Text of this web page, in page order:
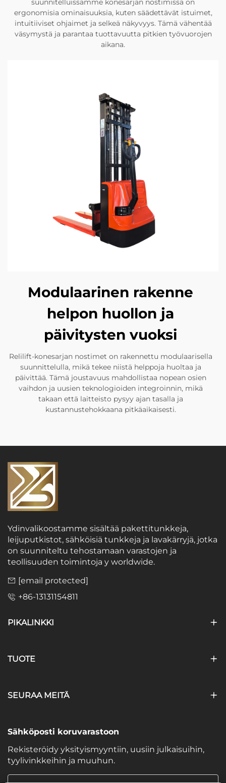
ergonomisia ominaisuuksia, kuten säädettävät istuimet,
intuitiiviset ohjaimet ja selkeä näkyvyys. Tämä vähentää
väsymystä ja parantaa tuottavuutta pitkien työvuorojen
aikana.
Modulaarinen rakenne
helpon huollon ja
päivitysten vuoksi
Relilift-konesarjan nostimet on rakennettu modulaarisella
suunnittelulla, mikä tekee niistä helppoja huoltaa ja
päivittää. Tämä joustavuus mahdollistaa nopean osien
vaihdon ja uusien teknologioiden integroinnin, mikä
takaan että laitteisto pysyy ajan tasalla ja
kustannustehokkaana pitkäaikaisesti.
Ydinvalikoostamme sisältää pakettitunkkeja,
leijuputkistot, sähköisiä tunkkeja ja lavakärryjä, jotka
on suunniteltu tehostamaan varastojen ja
teollisuuden toimintoja y worldwide.
[email protected]
+86-13131154811
PIKALINKKI
TUOTE
SEURAA MEITÄ
Sähköposti koruvarastoon
Rekisteröidy yksityismyyntiin, uusiin julkaisuihin,
tyylivinkkeihin ja muuhun.